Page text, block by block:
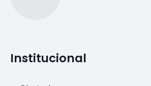
Institucional